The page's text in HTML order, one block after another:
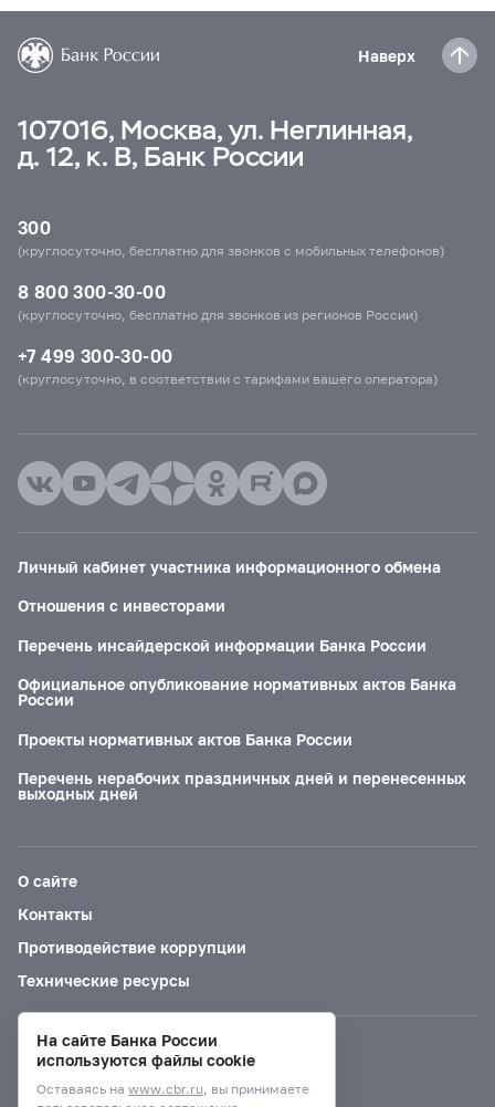
Наверх
107016, Москва, ул. Неглинная,
д. 12, к. В, Банк России
300
(круглосуточно, бесплатно для звонков с мобильных телефонов)
8 800 300-30-00
(круглосуточно, бесплатно для звонков из регионов России)
+7 499 300-30-00
(круглосуточно, в соответствии с тарифами вашего оператора)
Личный кабинет участника информационного обмена
Отношения с инвесторами
Перечень инсайдерской информации Банка России
Официальное опубликование нормативных актов Банка
России
Проекты нормативных актов Банка России
Перечень нерабочих праздничных дней и перенесенных
выходных дней
О сайте
Контакты
Противодействие коррупции
Технические ресурсы
Версия для слабовидящих
На сайте Банка России
используются файлы cookie
Оставаясь на www.cbr.ru, вы принимаете